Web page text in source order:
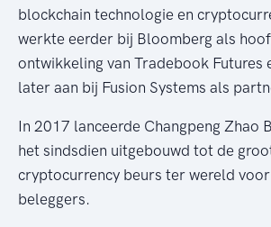
blockchain technologie en
werkte eerder bij Bloomberg als
ontwikkeling van Tradebook Futures
later aan bij Fusion Systems als
In 2017 lanceerde Changpeng Zhao
het sindsdien uitgebouwd tot de
cryptocurrency beurs ter wereld
beleggers.